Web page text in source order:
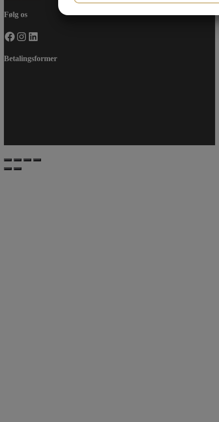
Følg os
Facebook
Instagram
LinkedIn
Betalingsformer